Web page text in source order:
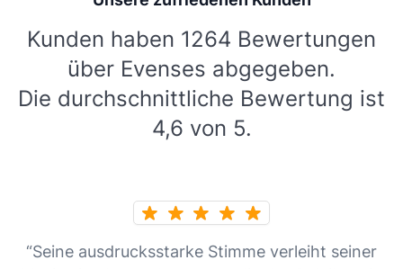
Kunden haben 1264 Bewertungen
über Evenses abgegeben.
Die durchschnittliche Bewertung ist
4,6 von 5.
“Seine ausdrucksstarke Stimme verleiht seiner